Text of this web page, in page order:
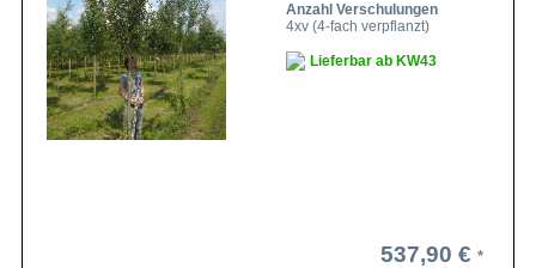
Anzahl Verschulungen
4xv (4-fach verpflanzt)
Lieferbar ab KW43
537,90 €